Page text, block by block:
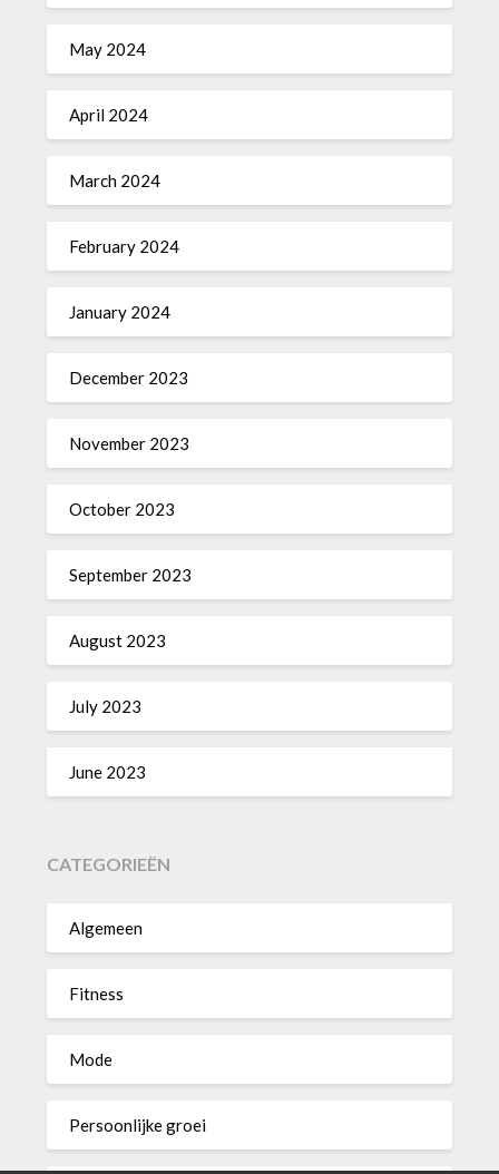
May 2024
April 2024
March 2024
February 2024
January 2024
December 2023
November 2023
October 2023
September 2023
August 2023
July 2023
June 2023
CATEGORIEËN
Algemeen
Fitness
Mode
Persoonlijke groei